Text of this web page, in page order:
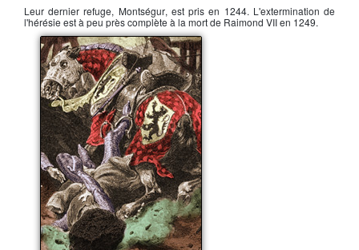
Leur dernier refuge, Montségur, est pris en 1244. L'extermination de
l'hérésie est à peu près complète à la mort de Raimond VIIen 1249.